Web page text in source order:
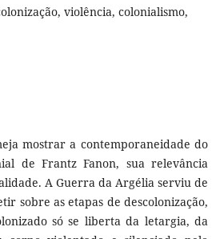
violência, colonialismo,
mostrar a contemporaneidade do
de Frantz Fanon, sua relevância
A Guerra da Argélia serviu de
sobre as etapas de descolonização,
só se liberta da letargia, da